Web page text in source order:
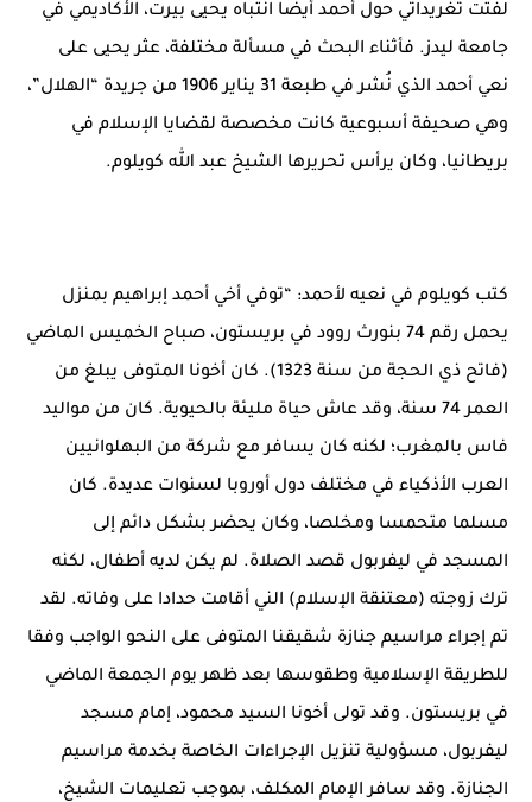
لفتت تغريداتي حول أحمد أيضا انتباه يحيى بيرت، الأكاديمي في
جامعة ليدز. فأثناء البحث في مسألة مختلفة، عثر يحيى على
نعي أحمد الذي نُشر في طبعة 31 يناير 1906 من جريدة “الهلال”،
وهي صحيفة أسبوعية كانت مخصصة لقضايا الإسلام في
بريطانيا، وكان يرأس تحريرها الشيخ عبد الله كويلوم.
كتب كويلوم في نعيه لأحمد: “توفي أخي أحمد إبراهيم بمنزل
يحمل رقم 74 بنورث روود في بريستون، صباح الخميس الماضي
(فاتح ذي الحجة من سنة 1323). كان أخونا المتوفى يبلغ من
العمر 74 سنة، وقد عاش حياة مليئة بالحيوية. كان من مواليد
فاس بالمغرب؛ لكنه كان يسافر مع شركة من البهلوانيين
العرب الأذكياء في مختلف دول أوروبا لسنوات عديدة. كان
مسلما متحمسا ومخلصا، وكان يحضر بشكل دائم إلى
المسجد في ليفربول قصد الصلاة. لم يكن لديه أطفال، لكنه
ترك زوجته (معتنقة الإسلام) الني أقامت حدادا على وفاته. لقد
تم إجراء مراسيم جنازة شقيقنا المتوفى على النحو الواجب وفقا
للطريقة الإسلامية وطقوسها بعد ظهر يوم الجمعة الماضي
في بريستون. وقد تولى أخونا السيد محمود، إمام مسجد
ليفربول، مسؤولية تنزيل الإجراءات الخاصة بخدمة مراسيم
الجنازة. وقد سافر الإمام المكلف، بموجب تعليمات الشيخ،